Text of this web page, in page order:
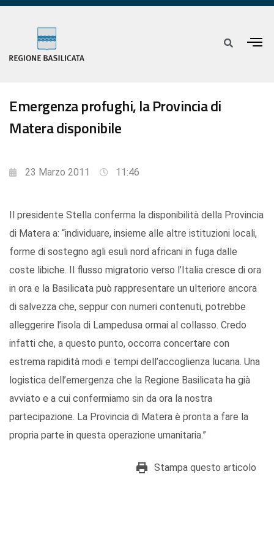
Emergenza profughi, la Provincia di
Matera disponibile
23 Marzo 2011 11:46
Il presidente Stella conferma la disponibilità della Provincia
di Matera a: “individuare, insieme alle altre istituzioni locali,
forme di sostegno agli esuli nord africani in fuga dalle
coste libiche. Il flusso migratorio verso l’Italia cresce di ora
in ora e la Basilicata può rappresentare un ulteriore ancora
di salvezza che, seppur con numeri contenuti, potrebbe
alleggerire l’isola di Lampedusa ormai al collasso. Credo
infatti che, a questo punto, occorra concertare con
estrema rapidità modi e tempi dell’accoglienza lucana. Una
logistica dell’emergenza che la Regione Basilicata ha già
avviato e a cui confermiamo sin da ora la nostra
partecipazione. La Provincia di Matera è pronta a fare la
propria parte in questa operazione umanitaria.”
Stampa questo articolo